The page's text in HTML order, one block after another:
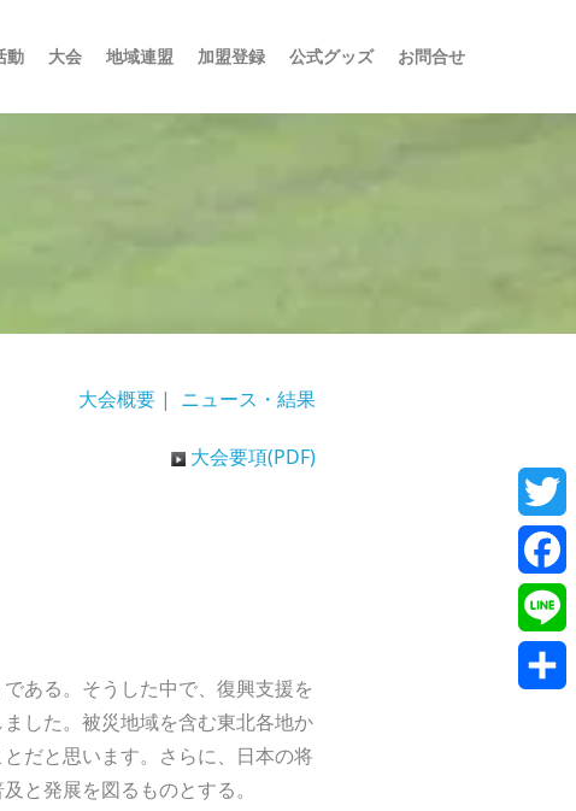
動 大会 地域連盟 加盟登録 公式グッズ お問合せ
大会概要 | ニュース・結果
大会要項(PDF)
ある。そうした中で、復興支援を
した。被災地域を含む東北各地か
だと思います。さらに、日本の将
と発展を図るものとする。
Line